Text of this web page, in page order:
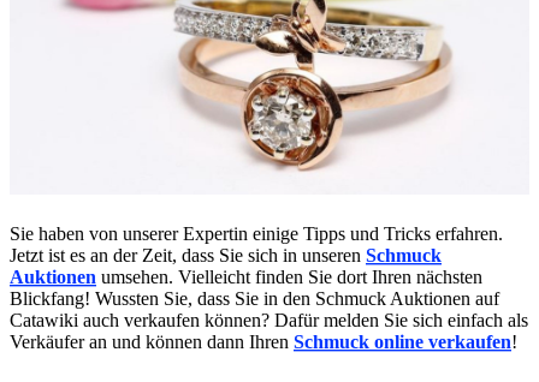
Sie haben von unserer Expertin einige Tipps und Tricks erfahren.
Jetzt ist es an der Zeit, dass Sie sich in unseren Schmuck
Auktionen umsehen. Vielleicht finden Sie dort Ihren nächsten
Blickfang! Wussten Sie, dass Sie in den Schmuck Auktionen auf
Catawiki auch verkaufen können? Dafür melden Sie sich einfach als
Verkäufer an und können dann Ihren Schmuck online verkaufen!